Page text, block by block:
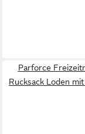
Parforce
Rucksack Loden